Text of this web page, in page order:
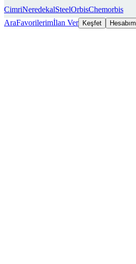
CimriNeredekalSteelOrbisChemorbis
AraFavorilerimİlan Ver Keşfet Hesabım